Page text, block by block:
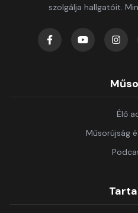
szolgálja hallgatóit.
Élő
Műsorújság